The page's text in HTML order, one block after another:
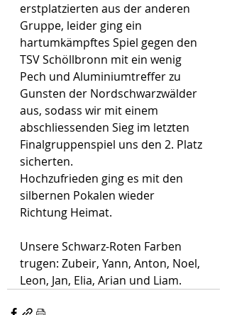
erstplatzierten aus der anderen
Gruppe, leider ging ein
hartumkämpftes Spiel gegen den
TSV Schöllbronn mit ein wenig
Pech und Aluminiumtreffer zu
Gunsten der Nordschwarzwälder
aus, sodass wir mit einem
abschliessenden Sieg im letzten
Finalgruppenspiel uns den 2. Platz
sicherten.
Hochzufrieden ging es mit den
silbernen Pokalen wieder
Richtung Heimat.
Unsere Schwarz-Roten Farben
trugen: Zubeir, Yann, Anton, Noel,
Leon, Jan, Elia, Arian und Liam.